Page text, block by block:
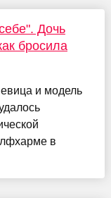
Дочь
бросила
и модель
в